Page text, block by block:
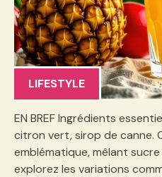
LIFESTYLE
EN BREF Ingrédients
citron vert, sirop de canne.
emblématique, mêlant
explorez les variations